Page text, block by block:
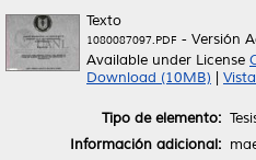
Texto
1080087097.PDF - Versión
Available under License
Download (10MB)
Tipo de elemento:
Información adicional: